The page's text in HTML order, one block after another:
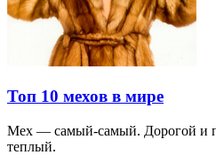
Топ 10 мехов в мире
Мех — самый-самый. Дорогой и
теплый.